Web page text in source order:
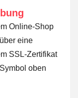
Online-Shop
eine
SSL-Zertifikat
oben